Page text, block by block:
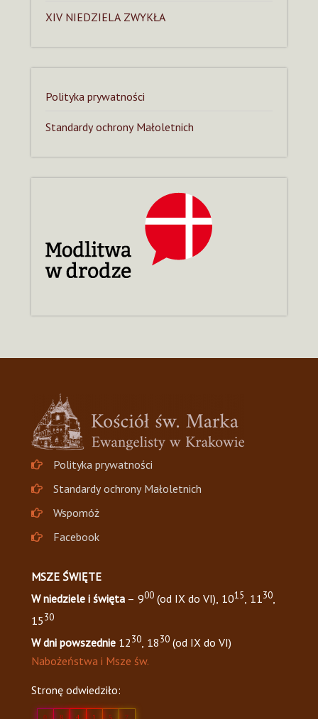
XIV NIEDZIELA ZWYKŁA
Polityka prywatności
Standardy ochrony Małoletnich
Polityka prywatności
Standardy ochrony Małoletnich
Wspomóż
Facebook
MSZE ŚWIĘTE
W niedziele i święta – 900 (od IX do VI), 1015, 1130,
1530
W dni powszednie 1230, 1830 (od IX do VI)
Nabożeństwa i Msze św.
Stronę odwiedziło:
0 8 4 1 5 7